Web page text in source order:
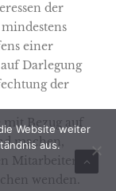
der
einer
Darlegung
der
mit Bezug auf
machen,
Mitarbeiter
wenden.
Website weiter
aus.